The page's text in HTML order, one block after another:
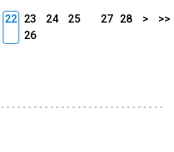
22 23 24
25
26
27 28 > >>